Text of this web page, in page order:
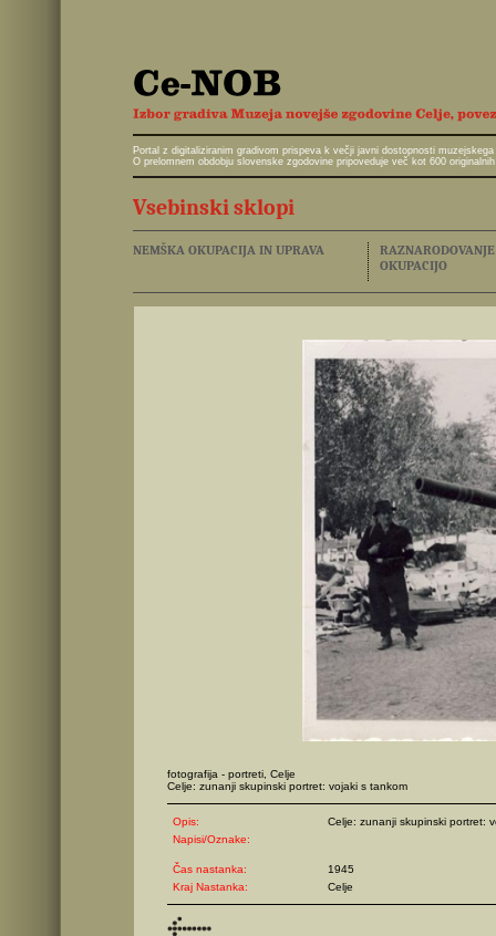
Portal z digitaliziranim gradivom prispeva k večji javni dostopnosti
O prelomnem obdobju slovenske zgodovine pripoveduje več kot 600
Vsebinski sklopi
NEMŠKA OKUPACIJA IN UPRAVA
OKUPACIJO
fotografija - portreti, Celje
Celje: zunanji skupinski portret: vojaki s tankom
Opis:
Celje: zunanji skupinski portret:
Napisi/Oznake:
Čas nastanka:
1945
Kraj Nastanka:
Celje